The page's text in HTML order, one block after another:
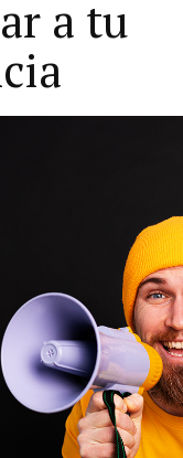
a tu